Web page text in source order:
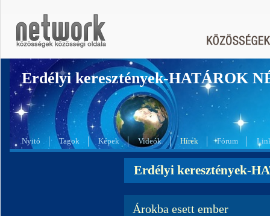
Erdélyi keresztények-HATÁROK
Nyitó Tagok Képek Videók Hírek Fórum
Erdélyi keresztények-
Árokba esett ember